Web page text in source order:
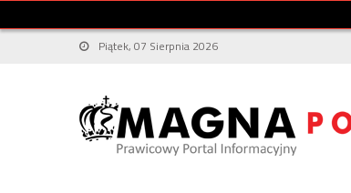
Piątek, 07 Sierpnia 2026